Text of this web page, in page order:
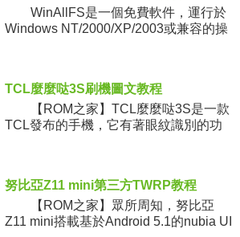
WinAllFS是一個免費軟件，運行於
Windows NT/2000/XP/2003或兼容的操
TCL麼麼哒3S刷機圖文教程
【ROM之家】TCL麼麼哒3S是一款
TCL發布的手機，它有著眼紋識別的功
努比亞Z11 mini第三方TWRP教程
【ROM之家】眾所周知，努比亞
Z11 mini搭載基於Android 5.1的nubia UI